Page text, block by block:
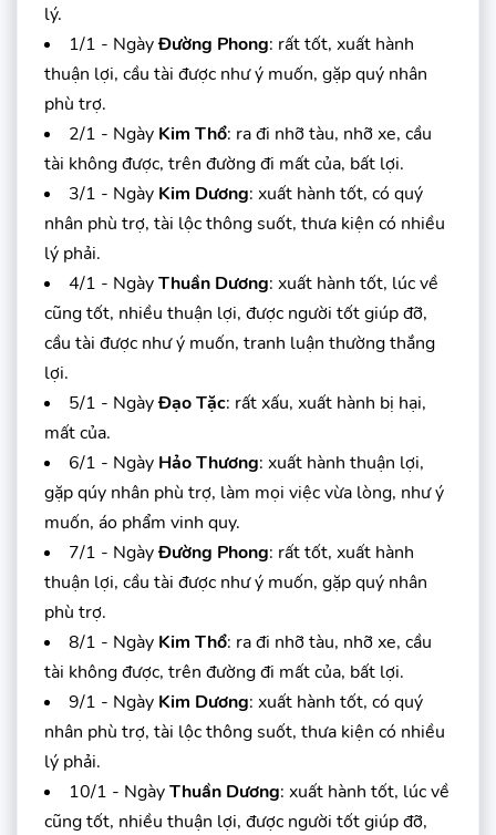
lý.
1/1 - NgàyĐường Phong: rất tốt, xuất hành
thuận lợi, cầu tài được như ý muốn, gặp quý nhân
phù trợ.
2/1 - Ngày Kim Thổ: ra đi nhỡ tàu, nhỡ xe, cầu
tài không được, trên đường đi mất của, bất lợi.
3/1 - Ngày Kim Dương: xuất hành tốt, có quý
nhân phù trợ, tài lộc thông suốt, thưa kiện có nhiều
lý phải.
4/1 - NgàyThuần Dương: xuất hành tốt, lúc về
cũng tốt, nhiều thuận lợi, được người tốt giúp đỡ,
cầu tài được như ý muốn, tranh luận thường thắng
lợi.
5/1 - NgàyĐạo Tặc: rất xấu, xuất hành bị hại,
mất của.
6/1 - Ngày Hảo Thương: xuất hành thuận lợi,
gặp qúy nhân phù trợ, làm mọi việc vừa lòng, như ý
muốn, áo phẩm vinh quy.
7/1 - NgàyĐường Phong: rất tốt, xuất hành
thuận lợi, cầu tài được như ý muốn, gặp quý nhân
phù trợ.
8/1 - Ngày Kim Thổ: ra đi nhỡ tàu, nhỡ xe, cầu
tài không được, trên đường đi mất của, bất lợi.
9/1 - Ngày Kim Dương: xuất hành tốt, có quý
nhân phù trợ, tài lộc thông suốt, thưa kiện có nhiều
lý phải.
10/1 - NgàyThuần Dương: xuất hành tốt, lúc về
cũng tốt, nhiều thuận lợi, được người tốt giúp đỡ,